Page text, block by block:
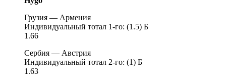
Грузия — Армения
Индивидуальный тотал 1-го: (1.5) Б
1.66
Сербия — Австрия
Индивидуальный тотал 2-го: (1) Б
1.63